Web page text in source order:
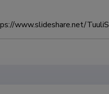
www.slideshare.net/